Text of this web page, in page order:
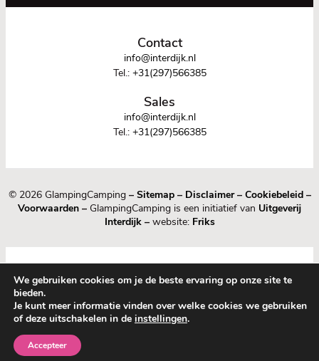
1
Nieuw
Contact
info@interdijk.nl
Tel.: +31(297)566385
Sales
info@interdijk.nl
Tel.: +31(297)566385
© 2026 GlampingCamping – Sitemap– Disclaimer– Cookiebeleid–
Voorwaarden – GlampingCamping is een initiatief van Uitgeverij
Interdijk–website: Friks
We gebruiken cookies om je de beste ervaring op onze site te
bieden.
Je kunt meer informatie vinden over welke cookies we gebruiken
of deze uitschakelen in de instellingen.
Accepteer